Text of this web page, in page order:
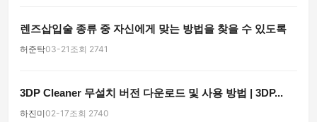
렌즈삽입술 종류 중 자신에게 맞는 방법을 찾을 수 있도록
허준탁03-21 조회 2741
3DP Cleaner 무설치 버전 다운로드 및 사용 방법 | 3DP...
하진미02-17조회 2740